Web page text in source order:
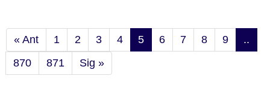
« Ant 1 2 3 4 5 6 7 8 9
..
870
871 Sig »